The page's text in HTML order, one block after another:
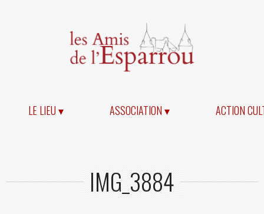
LE LIEU ▾ ASSOCIATION ▾ ACTION
IMG_3884